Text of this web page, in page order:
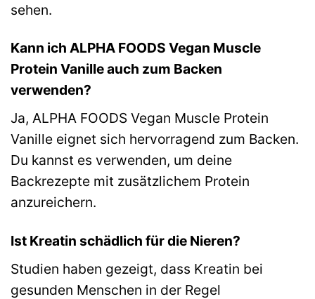
sehen.
Kann ich ALPHA FOODS Vegan Muscle
Protein Vanille auch zum Backen
verwenden?
Ja, ALPHA FOODS Vegan Muscle Protein
Vanille eignet sich hervorragend zum Backen.
Du kannst es verwenden, um deine
Backrezepte mit zusätzlichem Protein
anzureichern.
Ist Kreatin schädlich für die Nieren?
Studien haben gezeigt, dass Kreatin bei
gesunden Menschen in der Regel